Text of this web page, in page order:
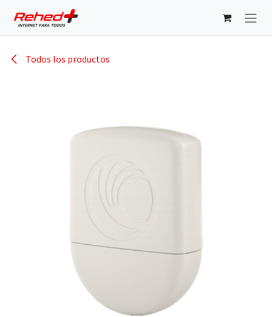
Todos los productos